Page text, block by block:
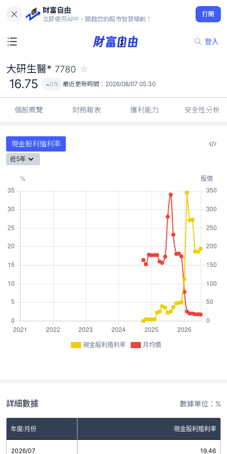
財富自由
立即使用APP，開啟您的股市智慧導航！
打開
登入
16.75
0%
大研生醫* 7780
16.75 0% 最近更新時間： 2026/08/07 05:30
個股概覽 財務報表 獲利能力 安全性分析
現金股利殖利率
近5年
現金股利殖利率 月均價
詳細數據 數據單位：%
年度/月份 現金股利殖利率
2026/07 19.46